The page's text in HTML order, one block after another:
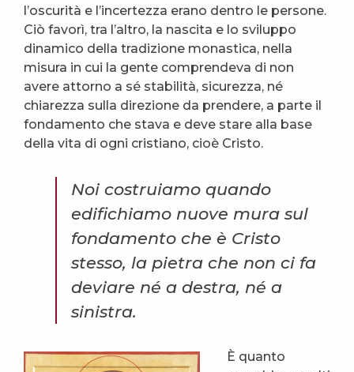
l’oscurità e l’incertezza erano dentro le persone.
Ciò favorì, tra l’altro, la nascita e lo sviluppo
dinamico della tradizione monastica, nella
misura in cui la gente comprendeva di non
avere attorno a sé stabilità, sicurezza, né
chiarezza sulla direzione da prendere, a parte il
fondamento che stava e deve stare alla base
della vita di ogni cristiano, cioè Cristo.
Noi costruiamo quando
edifichiamo nuove mura sul
fondamento che è Cristo
stesso, la pietra che non ci fa
deviare né a destra, né a
sinistra.
È quanto